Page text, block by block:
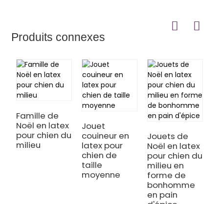
Produits connexes
Famille de
Noël en latex
pour chien du
milieu
Jouet
couineur en
latex pour
chien de
taille
moyenne
Jouets de
Noël en latex
pour chien du
milieu en
forme de
bonhomme
en pain